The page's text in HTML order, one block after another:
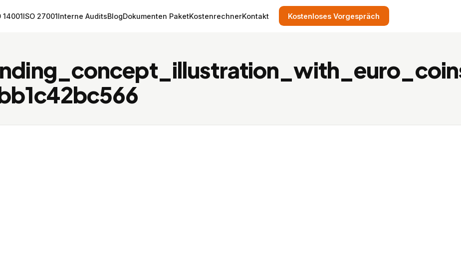
14001ISO 27001Interne AuditsBlogDokumenten PaketKostenrechnerKontakt Kostenloses Vorgespräch